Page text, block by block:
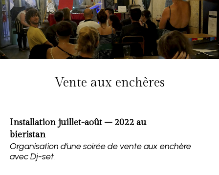
Vente aux enchères
Installation juillet-août – 2022 au
bieristan
Organisation d’une soirée de vente aux enchère
avec Dj-set.